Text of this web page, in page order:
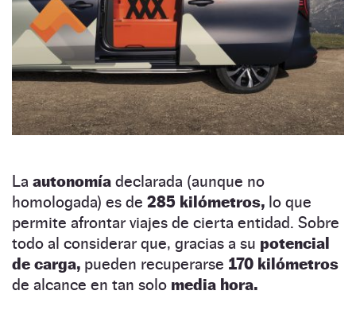
La autonomía declarada (aunque no
homologada) es de 285 kilómetros, lo que
permite afrontar viajes de cierta entidad. Sobre
todo al considerar que, gracias a su potencial
de carga, pueden recuperarse 170 kilómetros
de alcance en tan solo media hora.